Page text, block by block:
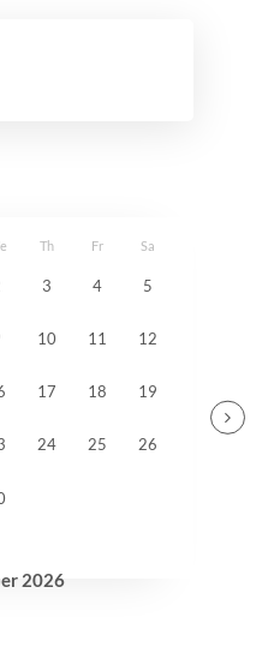
2026
Th Fr Sa
3 4 5
10 11 12
17 18 19
24 25 26